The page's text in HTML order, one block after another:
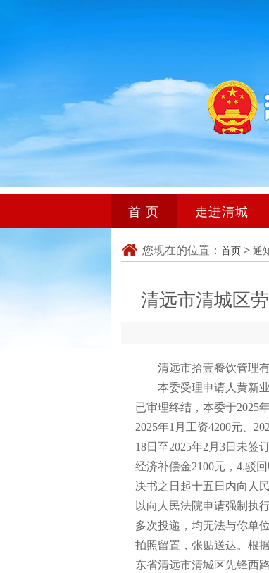
首 页 走进清城
您现在的位置： 首页 > 通
清远市清城区
清远市拾壹餐饮管理有
本委受理申请人黄新业
已审理终结，本委于2025
2025年1月工资4200元、
18日至2025年2月3日未签
经济补偿金2100元，4.驳
决书之日起十五日内向人
以向人民法院申请强制执
多次投递，均无法与你单
拍照留置，张贴送达。根
东省清远市清城区先锋西